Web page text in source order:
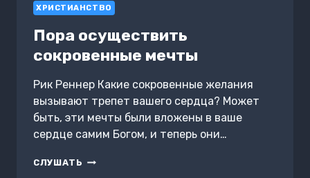
ХРИСТИАНСТВО
Пора осуществить
сокровенные мечты
Рик Реннер Какие сокровенные желания
вызывают трепет вашего сердца? Может
быть, эти мечты были вложены в ваше
сердце самим Богом, и теперь они…
СЛУШАТЬ ПОРА